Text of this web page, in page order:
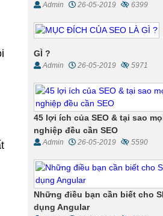
Admin 26-05-2019 6399
GÌ ?
Admin 26-05-2019 5971
45 lợi ích của SEO & tại sao
nghiệp đều cần SEO
Admin 26-05-2019 5590
Những điều bạn cần biết cho
dụng Angular